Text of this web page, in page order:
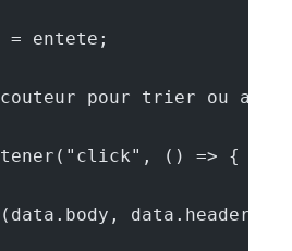
= entete;
pour trier ou
() => {